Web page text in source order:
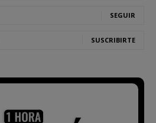
SEGUIR
SUSCRIBIRTE